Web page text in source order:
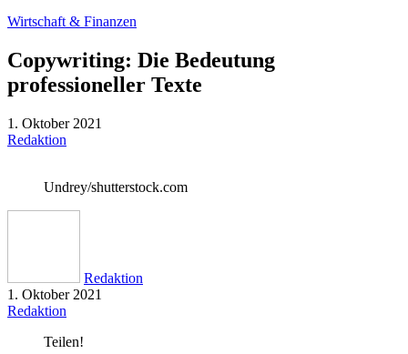
Wirtschaft & Finanzen
Copywriting: Die Bedeutung
professioneller Texte
1. Oktober 2021
Redaktion
Undrey/shutterstock.com
Redaktion
1. Oktober 2021
Redaktion
Teilen!